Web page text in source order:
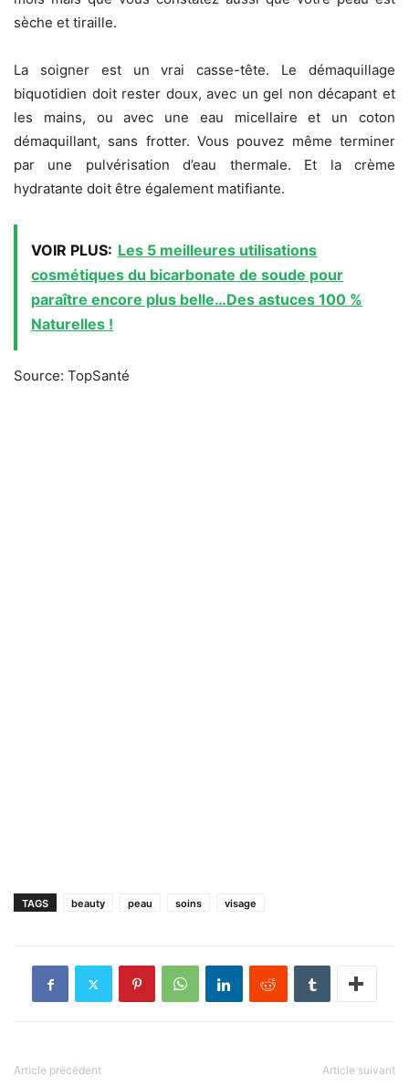
sèche et tiraille.
La soigner est un vrai casse-tête. Le démaquillage
biquotidien doit rester doux, avec un gel non décapant et
les mains, ou avec une eau micellaire et un coton
démaquillant, sans frotter. Vous pouvez même terminer
par une pulvérisation d’eau thermale. Et la crème
hydratante doit être également matifiante.
VOIR PLUS: Les 5 meilleures utilisations
cosmétiques du bicarbonate de soude pour
paraître encore plus belle…Des astuces 100 %
Naturelles !
Source: TopSanté
TAGS beauty peau soins visage
Article précédent Article suivant